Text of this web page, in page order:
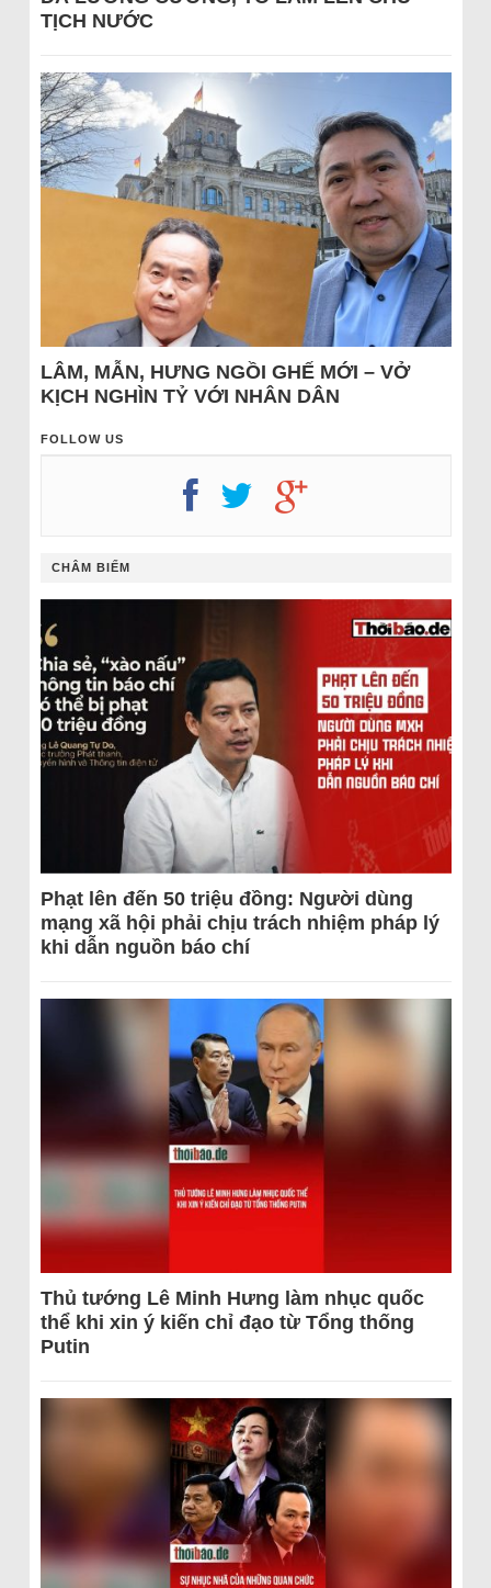
TỊCH NƯỚC
LÂM, MẪN, HƯNG NGỒI GHẾ MỚI – VỞ
KỊCH NGHÌN TỶ VỚI NHÂN DÂN
FOLLOW US
CHÂM BIẾM
Phạt lên đến 50 triệu đồng: Người dùng
mạng xã hội phải chịu trách nhiệm pháp lý
khi dẫn nguồn báo chí
Thủ tướng Lê Minh Hưng làm nhục quốc
thể khi xin ý kiến chỉ đạo từ Tổng thống
Putin